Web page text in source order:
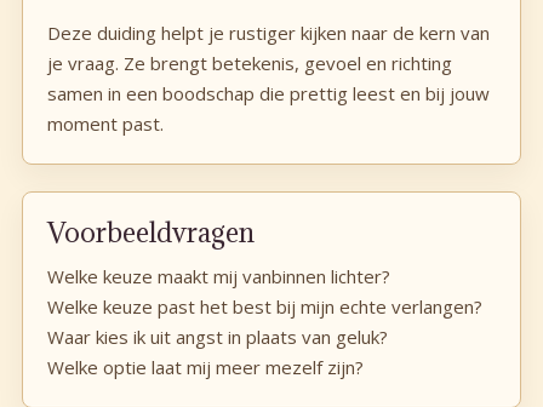
Deze duiding helpt je rustiger kijken naar de kern van
je vraag. Ze brengt betekenis, gevoel en richting
samen in een boodschap die prettig leest en bij jouw
moment past.
Voorbeeldvragen
Welke keuze maakt mij vanbinnen lichter?
Welke keuze past het best bij mijn echte verlangen?
Waar kies ik uit angst in plaats van geluk?
Welke optie laat mij meer mezelf zijn?